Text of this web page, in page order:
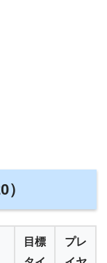
目標
プレ